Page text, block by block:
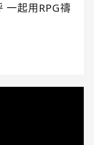
一起用RPG禱